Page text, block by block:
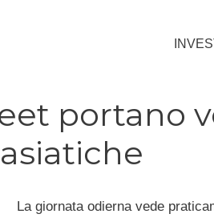
portano
La giornata odierna vede